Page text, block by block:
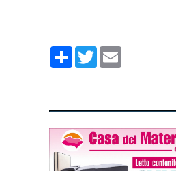
Condividi
Twitter